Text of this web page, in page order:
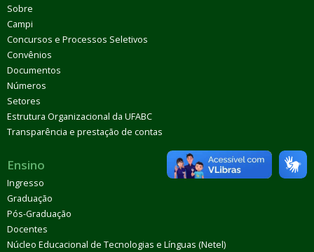
Sobre
Campi
Concursos e Processos Seletivos
Convênios
Documentos
Números
Setores
Estrutura Organizacional da UFABC
Transparência e prestação de contas
Ensino
Ingresso
Graduação
Pós-Graduação
Docentes
Núcleo Educacional de Tecnologias e Línguas (Netel)